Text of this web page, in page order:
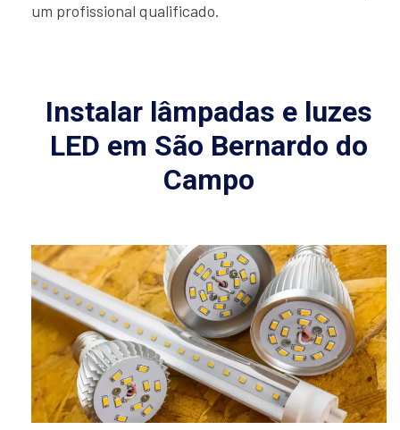
um profissional qualificado.
Instalar lâmpadas e luzes
LED em São Bernardo do
Campo